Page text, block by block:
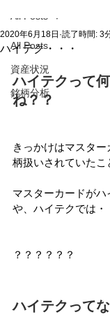
All Posts
資産状況
銘柄分析
All Posts
ハイテク・・・
2020年6月18日 読了時間: 3
ハイテクって
ね？？
きっかけはマスタ
柄扱いされていたこ
マスターカードが
や、ハイテクでは・
？？？？？？
ハイテクって